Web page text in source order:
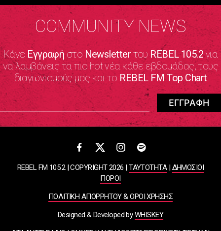
COMMUNITY NEWS
Κάνε Εγγραφήστο NewsletterτουREBEL 105.2για
να λαμβάνεις τα πιο hot νέα κάθε εβδομάδας, τους
διαγωνισμούς μας και το REBEL FM Top Chart
REBEL FM 105.2 | COPYRIGHT 2026 |ΤΑΥΤΟΤΗΤΑ|ΔΗΜΟΣΙΟΙ
ΠΟΡΟΙ
ΠΟΛΙΤΙΚΗ ΑΠΟΡΡΗΤΟΥ & ΟΡΟΙ ΧΡΗΣΗΣ
Designed & Developed byWHISKEY